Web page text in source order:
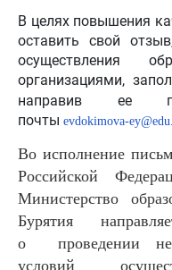
В целях повышения
оставить свой
осуществления
организациями,
направив ее
почты evdokimova-
Во исполнение
Российской
Министерство
Бурятия
о
проведении
условий